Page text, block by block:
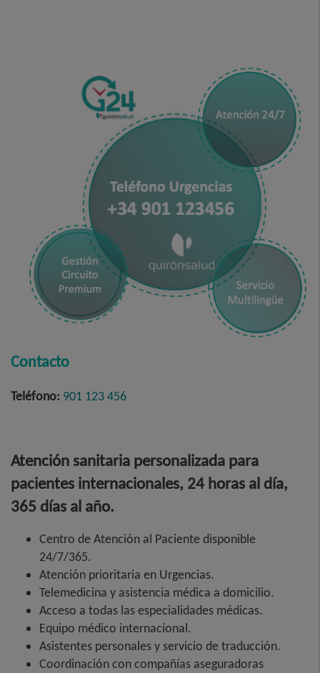
Contacto
Teléfono: 901 123 456
Atención sanitaria personalizada para
pacientes internacionales, 24 horas al día,
365 días al año.
Centro de Atención al Paciente disponible
24/7/365.
Atención prioritaria en Urgencias.
Telemedicina y asistencia médica a domicilio.
Acceso a todas las especialidades médicas.
Equipo médico internacional.
Asistentes personales y servicio de traducción.
Coordinación con compañías aseguradoras